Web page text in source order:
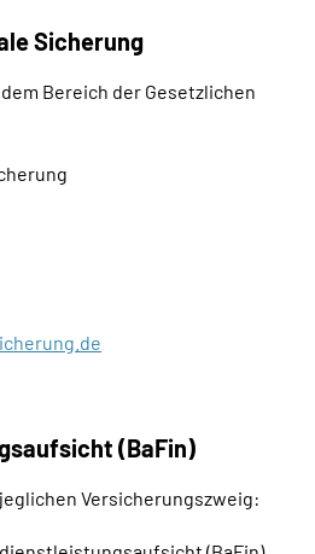
Sicherung
Bereich der Gesetzlichen
(BaFin)
Versicherungszweig: